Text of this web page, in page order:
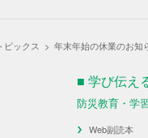
ピックス > 年末年始の休業のお知
■ 学び伝え
防災教育・学
Web副読本